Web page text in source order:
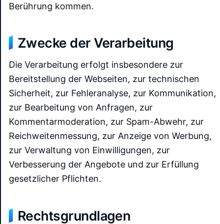
Berührung kommen.
Zwecke der Verarbeitung
Die Verarbeitung erfolgt insbesondere zur
Bereitstellung der Webseiten, zur technischen
Sicherheit, zur Fehleranalyse, zur Kommunikation,
zur Bearbeitung von Anfragen, zur
Kommentarmoderation, zur Spam-Abwehr, zur
Reichweitenmessung, zur Anzeige von Werbung,
zur Verwaltung von Einwilligungen, zur
Verbesserung der Angebote und zur Erfüllung
gesetzlicher Pflichten.
Rechtsgrundlagen